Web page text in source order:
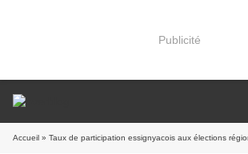
Publicité
Accueil » Taux de participation essignyacois aux élections